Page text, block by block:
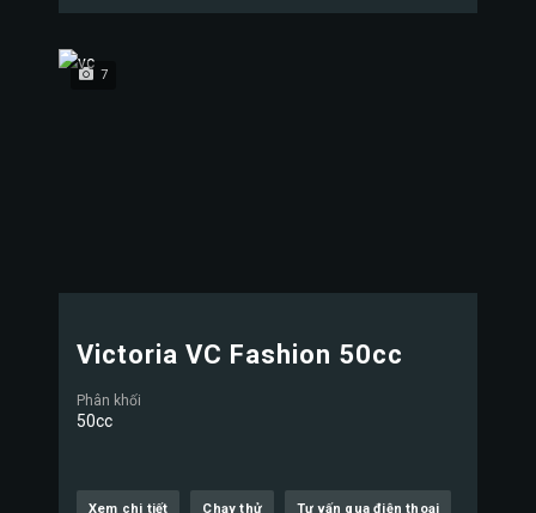
7
Victoria VC Fashion 50cc
Phân khối
50cc
Xem chi tiết Chạy thử Tư vấn qua điện thoại